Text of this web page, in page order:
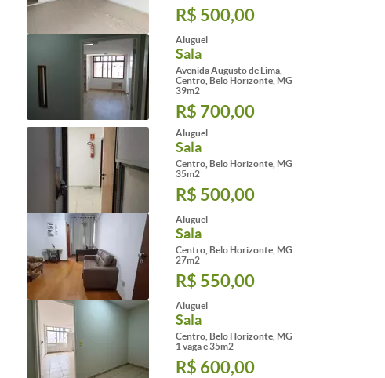
R$ 500,00
Aluguel
Sala
Avenida Augusto de Lima,
Centro, Belo Horizonte, MG
39m2
R$ 700,00
Aluguel
Sala
Centro, Belo Horizonte, MG
35m2
R$ 500,00
Aluguel
Sala
Centro, Belo Horizonte, MG
27m2
R$ 550,00
Aluguel
Sala
Centro, Belo Horizonte, MG
1 vaga e 35m2
R$ 600,00